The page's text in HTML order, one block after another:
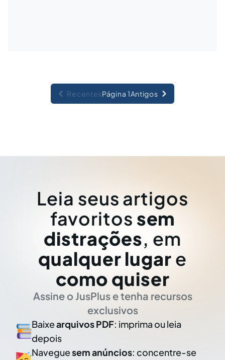
RecentesPágina 1Antigos
Leia seus artigos
favoritos sem
distrações, em
qualquer lugar e
como quiser
Assine o JusPlus e tenha recursos
exclusivos
Baixearquivos PDF: imprima ou leia
depois
Naveguesem anúncios: concentre-se